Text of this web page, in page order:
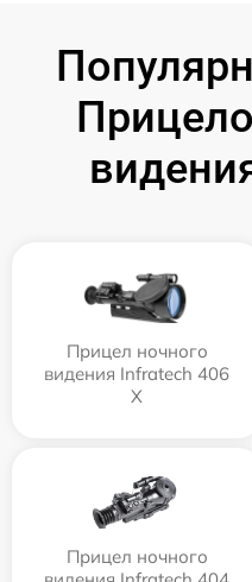
Прицел ночного
видения Infratech 406
Х
Прицел ночного